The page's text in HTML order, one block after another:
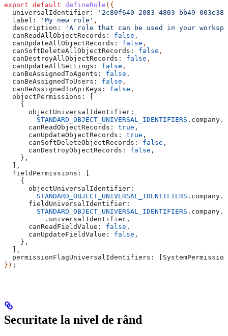
export default defineRole ({
  universalIdentifier:
'2c80f640-2083-4803-bb49-
  label:
'My new role' ,
  description:
'A role that can be used in your
  canReadAllObjectRecords:
false ,
  canUpdateAllObjectRecords:
false ,
  canSoftDeleteAllObjectRecords:
false ,
  canDestroyAllObjectRecords:
false ,
  canUpdateAllSettings:
false ,
  canBeAssignedToAgents:
false ,
  canBeAssignedToUsers:
false ,
  canBeAssignedToApiKeys:
false ,
  objectPermissions:
[
    {
      objectUniversalIdentifier:
        STANDARD_OBJECT_UNIVERSAL_IDENTIFIERS
. company .
      canReadObjectRecords:
true ,
      canUpdateObjectRecords:
true ,
      canSoftDeleteObjectRecords:
false ,
      canDestroyObjectRecords:
false ,
    },
  ]
,
  fieldPermissions:
[
    {
      objectUniversalIdentifier:
        STANDARD_OBJECT_UNIVERSAL_IDENTIFIERS
. company .
      fieldUniversalIdentifier:
        STANDARD_OBJECT_UNIVERSAL_IDENTIFIERS
. company .
          .
universalIdentifier ,
      canReadFieldValue:
false ,
      canUpdateFieldValue:
false ,
    },
  ]
,
  permissionFlagUniversalIdentifiers:
[
}) ;
Securitate la nivel de rând